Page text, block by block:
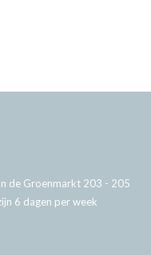
de Groenmarkt 203 - 205
6 dagen per week